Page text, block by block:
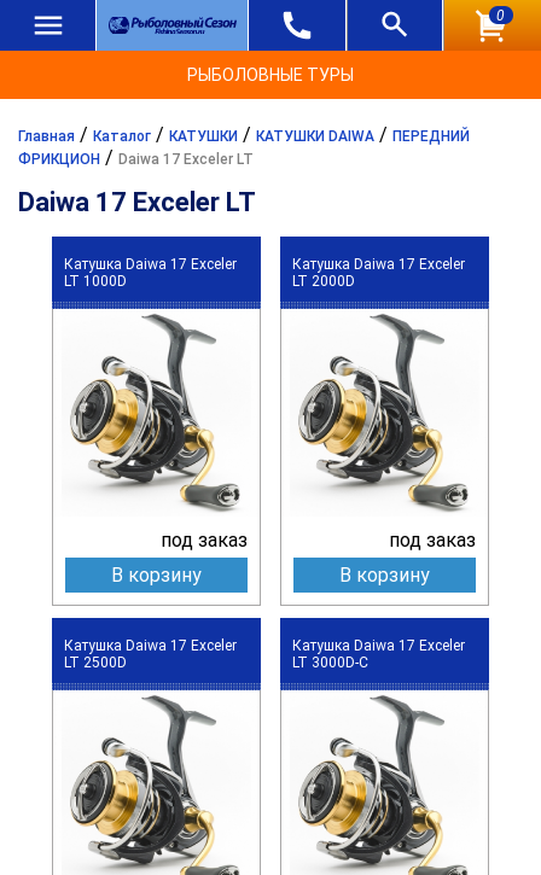
0
РЫБОЛОВНЫЕ ТУРЫ
Главная / Каталог / КАТУШКИ / КАТУШКИ DAIWA / ПЕРЕДНИЙ
ФРИКЦИОН / Daiwa 17 Exceler LT
Daiwa 17 Exceler LT
Катушка Daiwa 17 Exceler
LT 1000D
под заказ
В корзину
Катушка Daiwa 17 Exceler
LT 2000D
под заказ
В корзину
Катушка Daiwa 17 Exceler
LT 2500D
Катушка Daiwa 17 Exceler
LT 3000D-C